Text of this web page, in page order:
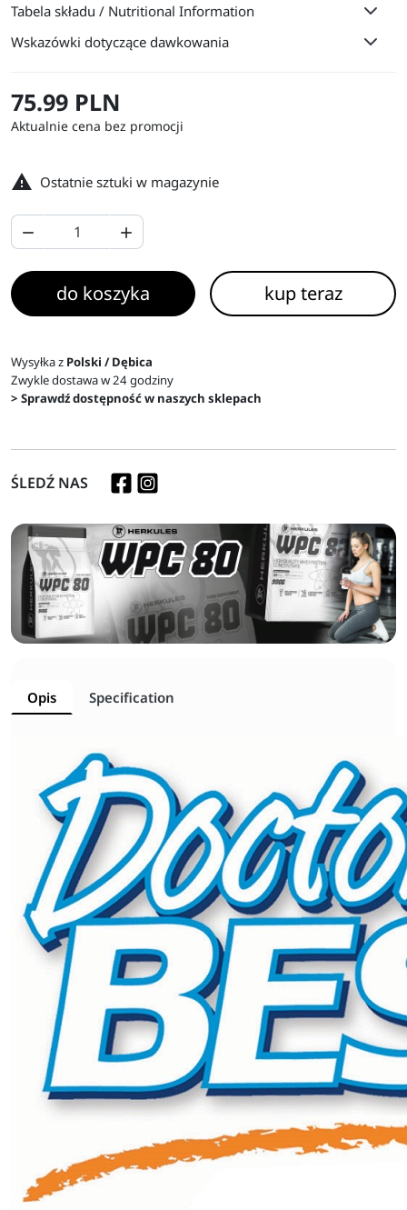
Tabela składu / Nutritional Information
Wskazówki dotyczące dawkowania
75.99 PLN
Aktualnie cena bez promocji
 Ostatnie sztuki w magazynie
 
do koszyka kup teraz
Wysyłka z Polski / Dębica
Zwykle dostawa w 24 godziny
> Sprawdź dostępność w naszych sklepach
ŚLEDŹ NAS
Opis Specification